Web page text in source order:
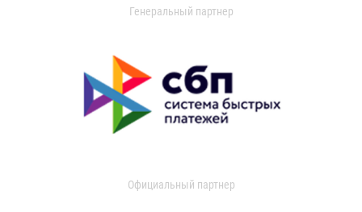
Генеральный партнер
Официальный партнер